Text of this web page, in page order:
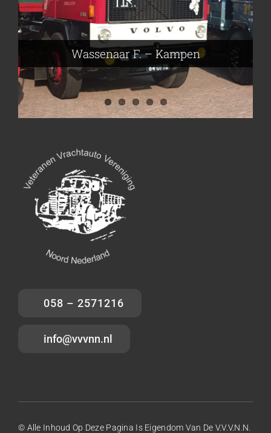
Wassenaar F. – Kampen
Nijmeier Erwin – Smilde
Hartog den Richard – Borculo
058 – 2571216
info@vvvnn.nl
© Alle Inhoud Op Deze Pagina Is Eigendom Van De V.V.V.N.N.